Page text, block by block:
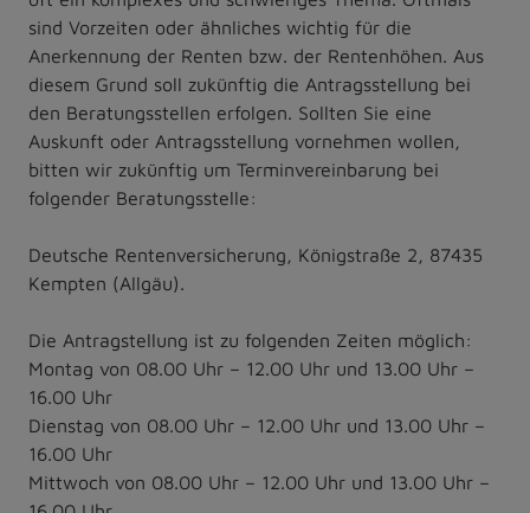
sind Vorzeiten oder ähnliches wichtig für die
Anerkennung der Renten bzw. der Rentenhöhen. Aus
diesem Grund soll zukünftig die Antragsstellung bei
den Beratungsstellen erfolgen. Sollten Sie eine
Auskunft oder Antragsstellung vornehmen wollen,
bitten wir zukünftig um Terminvereinbarung bei
folgender Beratungsstelle:
Deutsche Rentenversicherung, Königstraße 2, 87435
Kempten (Allgäu).
Die Antragstellung ist zu folgenden Zeiten möglich:
Montag von 08.00 Uhr – 12.00 Uhr und 13.00 Uhr –
16.00 Uhr
Dienstag von 08.00 Uhr – 12.00 Uhr und 13.00 Uhr –
16.00 Uhr
Mittwoch von 08.00 Uhr – 12.00 Uhr und 13.00 Uhr –